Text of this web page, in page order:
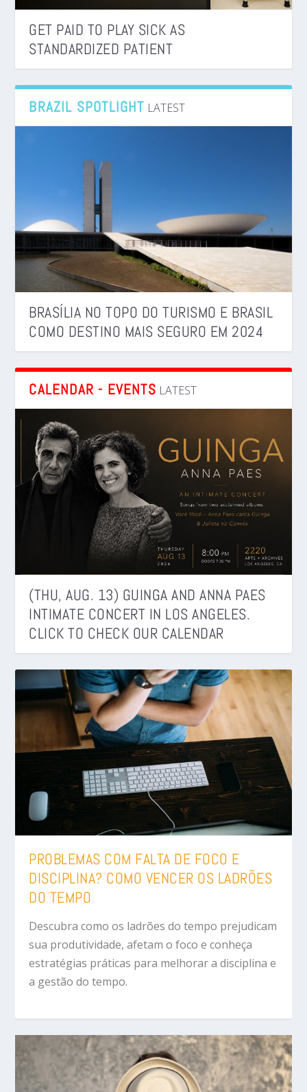
GET PAID TO PLAY SICK AS
STANDARDIZED PATIENT
BRAZIL SPOTLIGHT LATEST
BRASÍLIA NO TOPO DO TURISMO E BRASIL
COMO DESTINO MAIS SEGURO EM 2024
CALENDAR - EVENTS LATEST
(THU, AUG. 13) GUINGA AND ANNA PAES
INTIMATE CONCERT IN LOS ANGELES.
CLICK TO CHECK OUR CALENDAR
PROBLEMAS COM FALTA DE FOCO E
DISCIPLINA? COMO VENCER OS LADRÕES
DO TEMPO
Descubra como os ladrões do tempo prejudicam
sua produtividade, afetam o foco e conheça
estratégias práticas para melhorar a disciplina e
a gestão do tempo.